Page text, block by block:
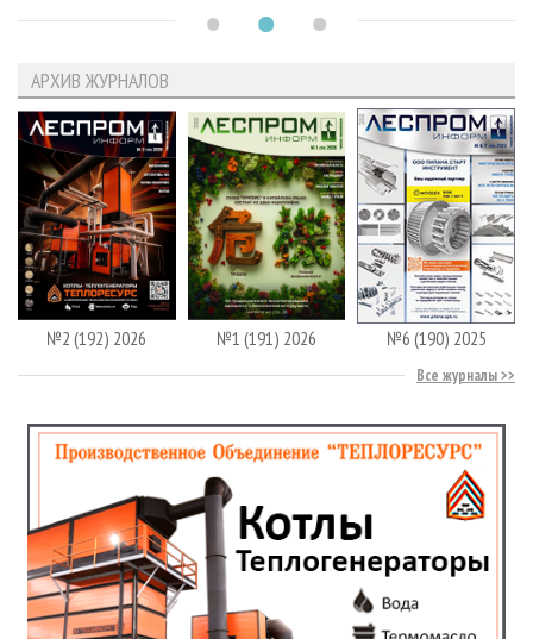
АРХИВ ЖУРНАЛОВ
№2 (192) 2026 №1 (191) 2026 №6 (190) 2025
Все журналы